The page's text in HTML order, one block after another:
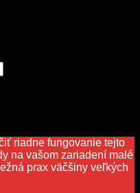
riadne fungovanie tejto
na vašom zariadení malé
prax väčšiny veľkých